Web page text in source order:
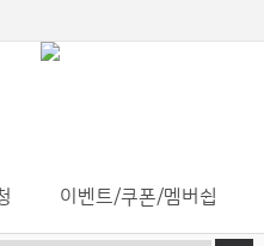
이벤트/쿠폰/멤버쉽